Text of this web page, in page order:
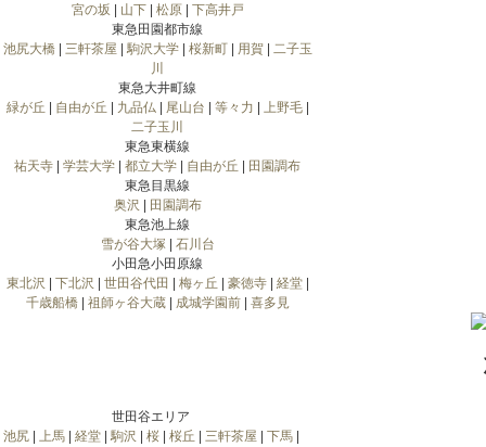
宮の坂
山下| 松原| 下高井戸
東急田園都市線
池尻大橋| 三軒茶屋 駒沢大学| 桜新町| 用賀| 二子玉
川
東急大井町線
緑が丘
自由が丘 九品仏| 尾山台 等々力 上野毛|
二子玉川
東急東横線
祐天寺
学芸大学 都立大学 自由が丘
田園調布
東急目黒線
奥沢
田園調布
東急池上線
雪が谷大塚| 石川台
小田急小田原線
東北沢
下北沢 世田谷代田 梅ヶ丘 豪徳寺| 経堂|
千歳船橋| 祖師ヶ谷大蔵| 成城学園前| 喜多見
世田谷エリア
池尻| 上馬| 経堂| 駒沢 桜| 桜丘 三軒茶屋 下馬|